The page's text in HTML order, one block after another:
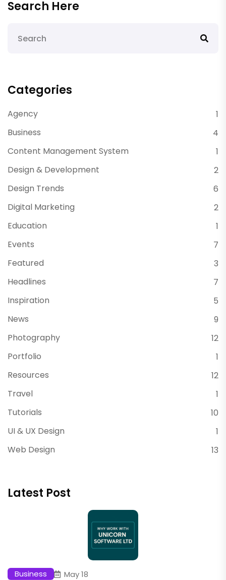
Search Here
Categories
Agency
1
Business
4
Content Management System
1
Design & Development
2
Design Trends
6
Digital Marketing
2
Education
1
Events
7
Featured
3
Headlines
7
Inspiration
5
News
9
Photography
12
Portfolio
1
Resources
12
Travel
1
Tutorials
10
UI & UX Design
1
Web Design
13
Latest Post
Business May 18